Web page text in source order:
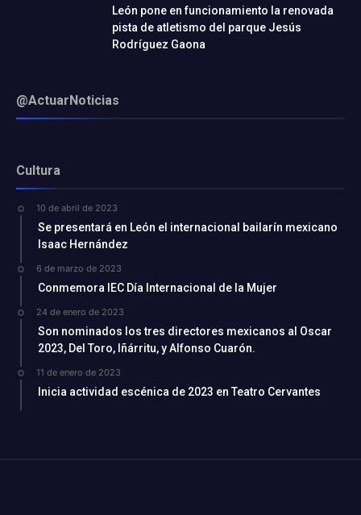
León pone en funcionamiento la renovada
pista de atletismo del parque Jesús
Rodríguez Gaona
@ActuarNoticias
Cultura
10 de abril de 2023
Se presentará en León el internacional bailarín mexicano
Isaac Hernández
6 de marzo de 2023
Conmemora IEC Día Internacional de la Mujer
24 de enero de 2023
Son nominados los tres directores mexicanos al Oscar
2023, Del Toro, Iñárritu, y Alfonso Cuarón.
11 de enero de 2023
Inicia actividad escénica de 2023 en Teatro Cervantes